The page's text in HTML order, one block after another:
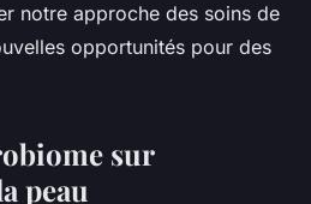
notre approche des soins de
opportunités pour des
sur
peau